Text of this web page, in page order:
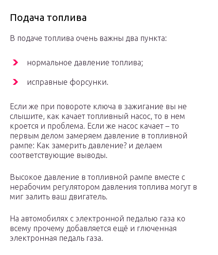
Подача топлива
В подаче топлива очень важны два пункта:
нормальное давление топлива;
исправные форсунки.
Если же при повороте ключа в зажигание вы не
слышите, как качает топливный насос, то в нем
кроется и проблема. Если же насос качает – то
первым делом замеряем давление в топливной
рампе: Как замерить давление? и делаем
соответствующие выводы.
Высокое давление в топливной рампе вместе с
нерабочим регулятором давления топлива могут в
миг залить ваш двигатель.
На автомобилях с электронной педалью газа ко
всему прочему добавляется ещё и глюченная
электронная педаль газа.